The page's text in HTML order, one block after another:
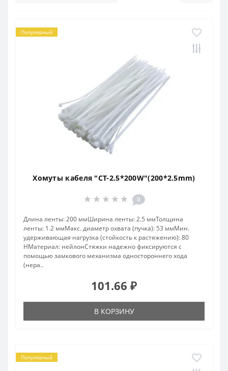
Популярный
Хомуты кабеля "CT-2.5*200W"(200*2.5mm)
0
Длина ленты: 200 ммШирина ленты: 2.5 ммТолщина
ленты: 1.2 ммМакс. диаметр охвата (пучка): 53 ммМин.
удерживающая нагрузка (стойкость к растяжению): 80
НМатериал: нейлонСтяжки надежно фиксируются с
помощью замкового механизма одностороннего хода
(нера..
101.66 ₽
В КОРЗИНУ
Популярный